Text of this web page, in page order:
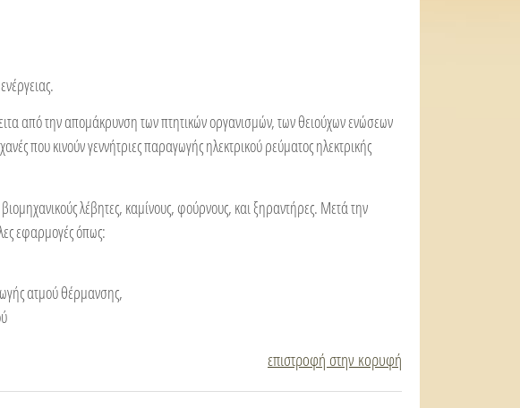
από την απομάκρυνση των πτητικών οργανισμών, των θειούχων ενώσεων
που κινούν γεννήτριες παραγωγής ηλεκτρικού ρεύματος ηλεκτρικής
λέβητες, καμίνους, φούρνους, και ξηραντήρες. Μετά την
εφαρμογές όπως:
ατμού θέρμανσης,
επιστροφή στην κορυφή